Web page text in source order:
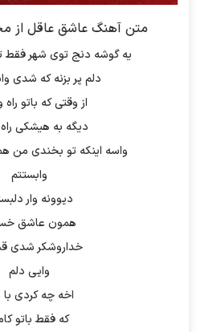
متن آهنگ عاشق عاقل از
یه گوشه دنج توی شهر فقط
دلم پر بزنه که شدی
از وقتی که باتو
دیگه به هیشکی
واسه اینکه تو بخندی من
وابستتم
دیوونه وار
همون عاشق
خداروشکر شدی
وایی دلم
اخه چه کردی با
که فقط باتو